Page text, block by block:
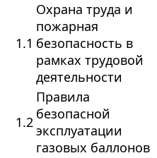
1.1
Охрана труда и
пожарная
безопасность в
рамках трудовой
деятельности
1.2
Правила
безопасной
эксплуатации
газовых баллонов